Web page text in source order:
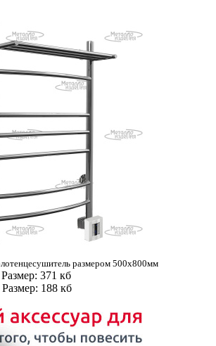
размером 500х800мм
Размер: 371 кб
Размер: 188 кб